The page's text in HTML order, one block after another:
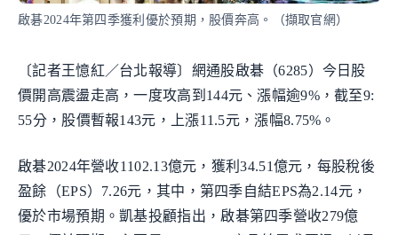
啟碁2024年第四季獲利優於預期，股價奔高。（擷取官網）
〔記者王憶紅／台北報導〕網通股啟碁（6285）今日股
價開高震盪走高，一度攻高到144元、漲幅逾9%，截至9:
55分，股價暫報143元，上漲11.5元，漲幅8.75%。
啟碁2024年營收1102.13億元，獲利34.51億元，每股稅後
盈餘（EPS）7.26元，其中，第四季自結EPS為2.14元，
優於市場預期。凱基投顧指出，啟碁第四季營收279億